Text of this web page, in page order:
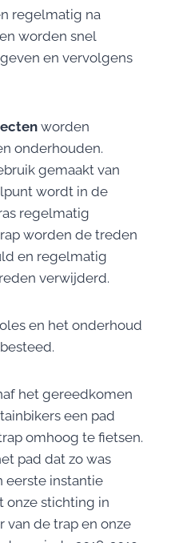
regelmatig na
worden snel
en vervolgens
worden
onderhouden.
gemaakt van
wordt in de
regelmatig
worden de treden
en regelmatig
verwijderd.
en het onderhoud
het gereedkomen
een pad
omhoog te fietsen.
pad dat zo was
eerste instantie
onze stichting in
de trap en onze